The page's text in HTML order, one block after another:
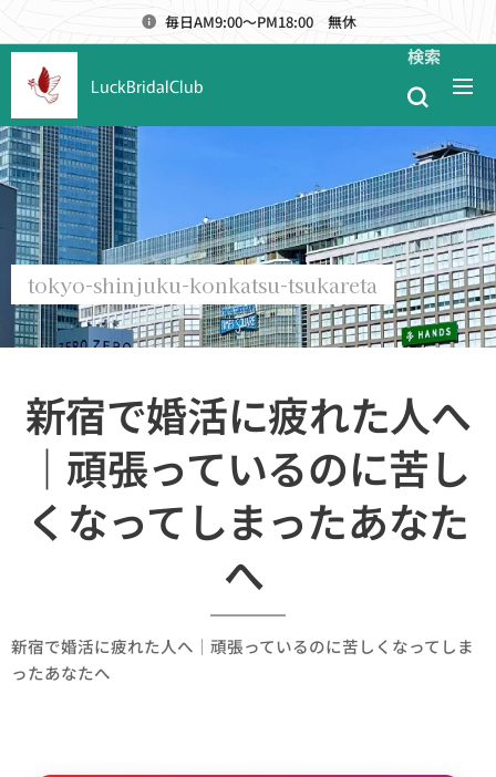
毎日AM9:00～PM18:00 無休
LuckBridalClub
検索
tokyo-shinjuku-konkatsu-tsukareta
新宿で婚活に疲れた人へ
｜頑張っているのに苦し
くなってしまったあなた
へ
新宿で婚活に疲れた人へ｜頑張っているのに苦しくなってしま
ったあなたへ